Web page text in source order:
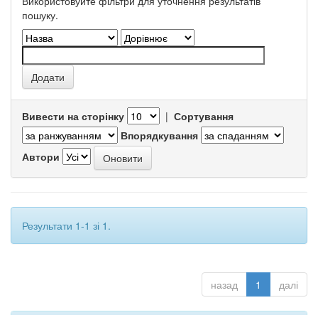
пошуку.
Вивести на сторінку | Сортування
Впорядкування
Автори
Результати 1-1 зі 1.
назад 1 далі